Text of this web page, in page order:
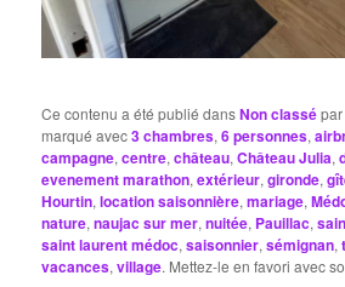
Ce contenu a été publié dansNon classé
marqué avec3 chambres,6 personnes,
campagne,centre,château,Château Julia,
evenement marathon,extérieur,gironde,
Hourtin,location saisonnière,mariage,
nature,naujac sur mer,nuitée, Pauillac,
saint laurent médoc,saisonnier,sémignan,
vacances,village. Mettez-le en favori avec